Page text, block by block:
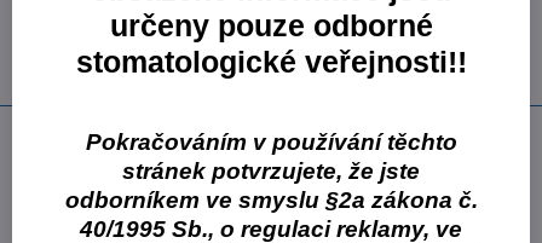
3417,46 Kč
2904,84 Kč
2593,61 Kč bez DPH
přímo zhotovované výplně ze světlem tuhnoucích kompozit a
kompomerů
korunkové dostavby ze světlem, samovolně a duálně
určeny pouze odborné
stomatologické veřejnosti!!
Pokračováním v používání těchto
stránek potvrzujete, že jste
odborníkem ve smyslu §2a zákona č.
40/1995 Sb., o regulaci reklamy, ve